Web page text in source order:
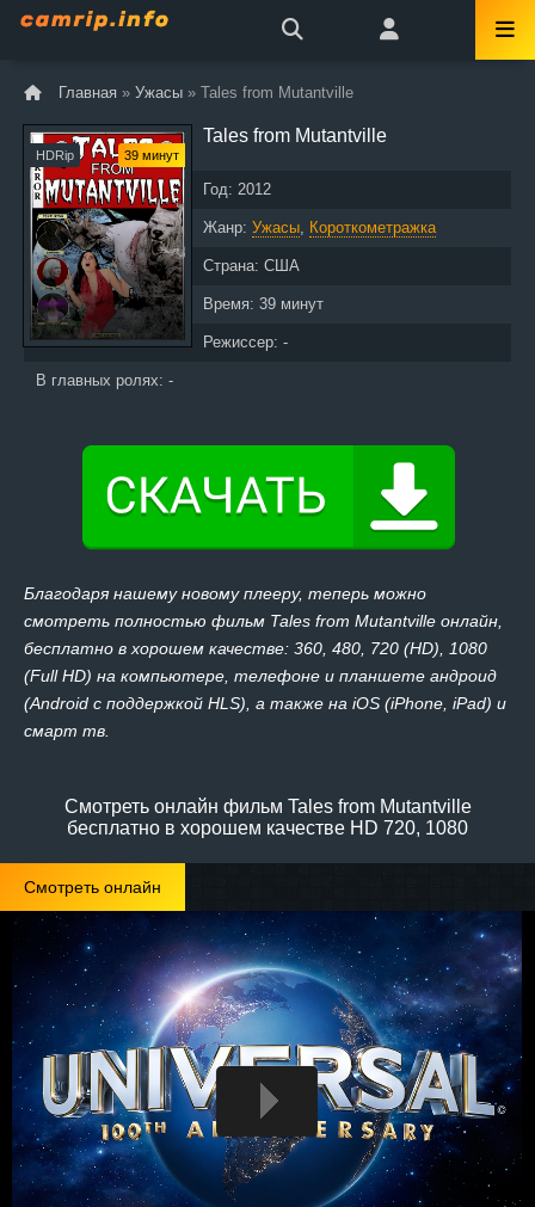
Главная » Ужасы » Tales from Mutantville
HDRip 39 минут
Tales from Mutantville
Год: 2012
Жанр: Ужасы, Короткометражка
Страна: США
Время: 39 минут
Режиссер: -
В главных ролях: -
Благодаря нашему новому плееру, теперь можно
смотреть полностью фильм Tales from Mutantville онлайн,
бесплатно в хорошем качестве: 360, 480, 720 (HD), 1080
(Full HD) на компьютере, телефоне и планшете андроид
(Android с поддержкой HLS), а также на iOS (iPhone, iPad) и
смарт тв.
Смотреть онлайн фильм Tales from Mutantville
бесплатно в хорошем качестве HD 720, 1080
Смотреть онлайн